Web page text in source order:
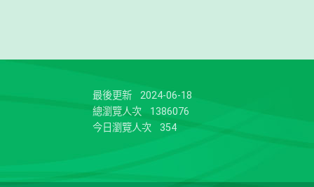
最後更新
2024-06-18
總瀏覽人次
1386076
今日瀏覽人次
354